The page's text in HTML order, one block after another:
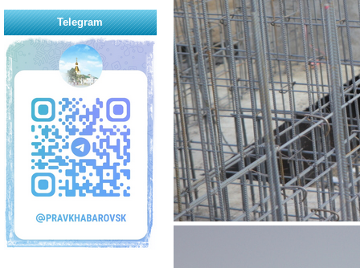
Telegram